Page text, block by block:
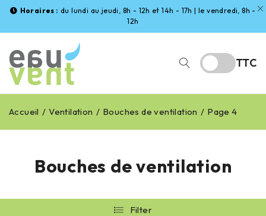
Horaires : du lundi au jeudi, 8h - 12h et 14h - 17h | le vendredi, 8h -
12h
TTC
Bouches de ventilation
Accueil / Ventilation / Bouches de ventilation / Page 4
Filter